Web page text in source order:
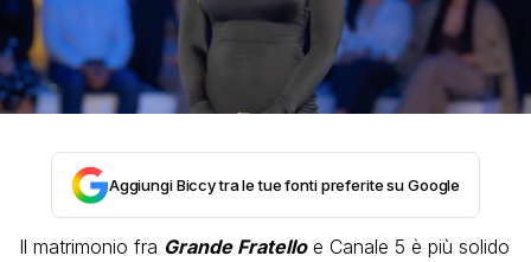
Aggiungi Biccy tra le tue fonti preferite su Google
Il matrimonio fra Grande Fratelloe Canale 5 è più solido